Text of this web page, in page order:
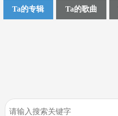
Ta的专辑 Ta的歌曲